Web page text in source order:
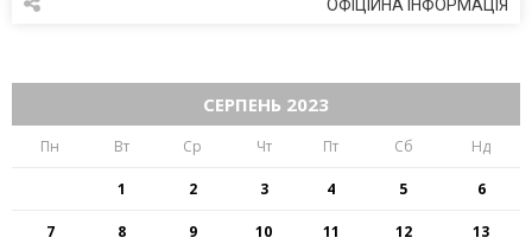
ОФІЦІЙНА ІНФОРМАЦІЯ
СЕРПЕНЬ 2023
Пн Вт Ср Чт Пт Сб Нд
1 2 3 4 5 6
7 8 9 10 11 12 13